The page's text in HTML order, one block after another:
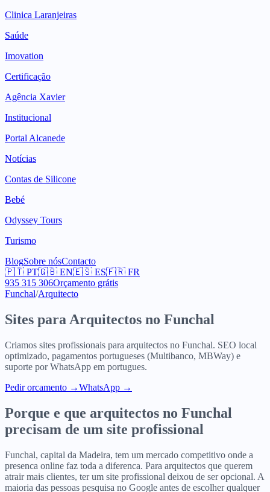
Clinica Laranjeiras
Saúde
Imovation
Certificação
Agência Xavier
Institucional
Portal Alcanede
Notícias
Contas de Silicone
Bebé
Odyssey Tours
Turismo
BlogSobre nósContacto
🇵🇹 PT🇬🇧 EN🇪🇸 ES🇫🇷 FR
935 315 306Orçamento grátis
Funchal/Arquitecto
Sites para Arquitectos no Funchal
Criamos sites profissionais para arquitectos no Funchal. SEO local
optimizado, pagamentos portugueses (Multibanco, MBWay) e
suporte por WhatsApp em portugues.
Pedir orcamento →WhatsApp →
Porque e que arquitectos no Funchal
precisam de um site profissional
Funchal, capital da Madeira, tem um mercado competitivo onde a
presenca online faz toda a diferenca. Para arquitectos que querem
atrair mais clientes, ter um site profissional deixou de ser opcional. A
maioria das pessoas pesquisa no Google antes de escolher qualquer